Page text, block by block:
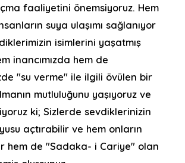
faaliyetini önemsiyoruz. Hem
suya ulaşımı sağlanıyor
isimlerini yaşatmış
inancımızda hem de
"su verme" ile ilgili övülen bir
mutluluğunu yaşıyoruz ve
ki; Sizlerde sevdiklerinizin
açtırabilir ve hem onların
hem de "Sadaka- i Cariye" olan